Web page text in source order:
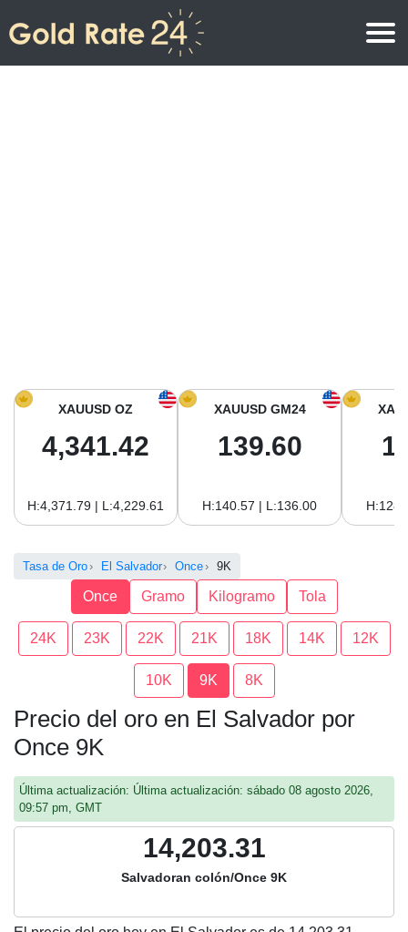
Precio del Oro hoy en América del sur
XAUUSD OZ
4,341.42
H:4,371.79 | L:4,229.61
XAUUSD GM24
139.60
H:140.57 | L:136.00
Tasa de Oro El Salvador Once 9K
Once Gramo Kilogramo Tola
24K 23K 22K 21K 18K 14K 12K
10K 9K 8K
Precio del oro en El Salvador por
Once 9K
Última actualización: Última actualización: sábado 08 agosto 2026,
09:57 pm, GMT
14,203.31
Salvadoran colón/Once 9K